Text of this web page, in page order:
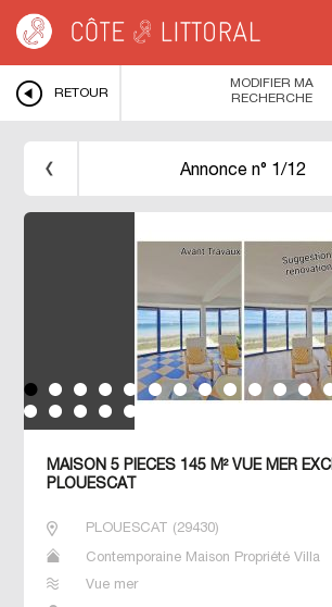
Maison avec Vue Mer Exceptionnelle
RETOUR
MODIFIER MA
RECHERCHE
Annonce n° 1/12
MAISON 5 PIECES 145 M² VUE MER
PLOUESCAT
PLOUESCAT (29430)
Contemporaine Maison Propriété Villa
Vue mer